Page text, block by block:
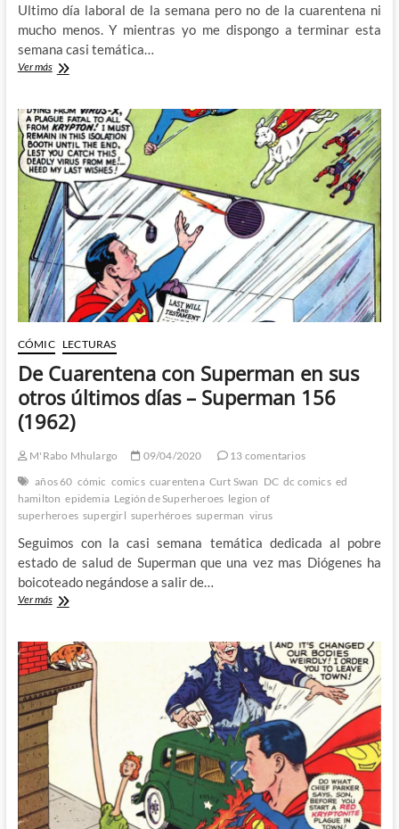
Ultimo día laboral de la semana pero no de la cuarentena ni
mucho menos. Y mientras yo me dispongo a terminar esta
semana casi temática…
Ver másDe
Supergirl,
la
Legión
de
Superhéroes
y
la
amenaza
del
Virus
Carmesí
–
Adventure
Comics
313
(1963)
CÓMIC LECTURAS
De Cuarentena con Superman en sus
otros últimos días – Superman 156
(1962)
M'Rabo Mhulargo 09/04/2020
13 comentarios
años 60 cómic comics cuarentena Curt Swan DC dc comics ed
hamilton epidemia Legión de Superheroes legion of
superheroes supergirl superhéroes superman virus
Seguimos con la casi semana temática dedicada al pobre
estado de salud de Superman que una vez mas Diógenes ha
boicoteado negándose a salir de…
Ver másDe
Superman
en
sus
otros
últimos
Superman
(1962)